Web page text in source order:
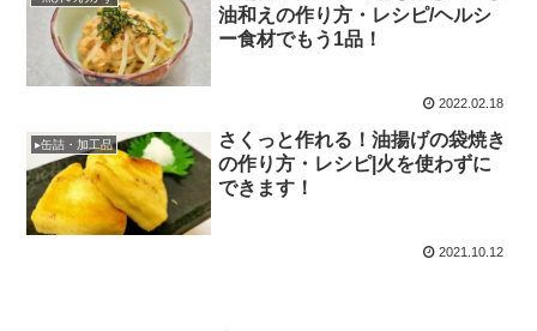
油和えの作り方・レシピ/ヘルシ
ー食材でもう1品！
2022.02.18
▸缶詰・加工品
さくっと作れる！油揚げの袋焼き
の作り方・レシピ|火を使わずに
できます！
2021.10.12